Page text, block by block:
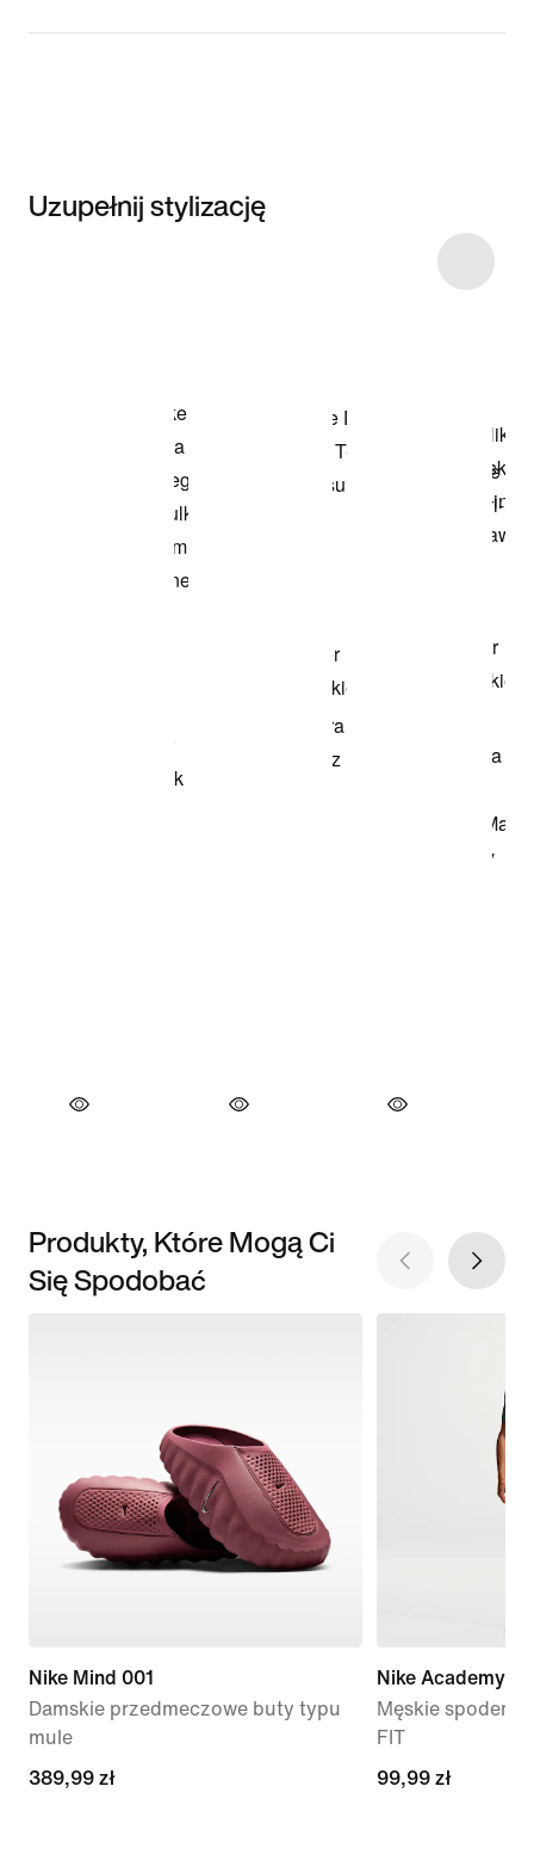
Uzupełnij stylizację
Produkty, Które Mogą Ci
Się Spodobać
Nike Mind 001
Damskie przedmeczowe buty typu
mule
389,99 zł
389,99 zł
Nike Academy
Męskie spodenki
FIT
99,99 zł
99,99 zł